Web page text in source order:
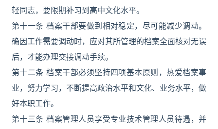
轻同志，要限期补习到高中文化水平。
第十一条 档案干部要做到相对稳定，尽可能减少调动。
确因工作需要调动时，应对其所管理的档案全面核对无误
后，才能办理交接调动手续。
第十二条 档案干部必须坚持四项基本原则，热爱档案事
业，努力学习，不断提高政治水平和文化、业务水平，做
好本职工作。
第十三条 档案管理人员享受专业技术管理人员待遇，并